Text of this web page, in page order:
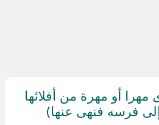
أو مهرة من أفلائها
فرسه فنهى عنها)